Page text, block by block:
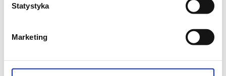
Statystyka
Marketing